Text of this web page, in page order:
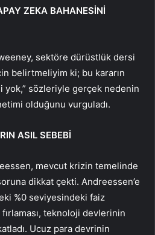
ZEKA BAHANESİNİ
sektöre dürüstlük dersi
belirtmeliyim ki; bu kararın
yok,” sözleriyle gerçek nedenin
olduğunu vurguladı.
ASIL SEBEBİ
mevcut krizin temelinde
dikkat çekti. Andreessen’e
%0 seviyesindeki faiz
fırlaması, teknoloji devlerinin
Ucuz para devrinin